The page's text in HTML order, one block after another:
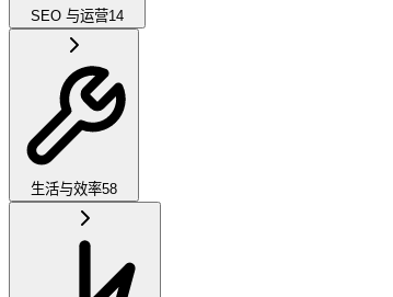
SEO 与运营14
生活与效率58